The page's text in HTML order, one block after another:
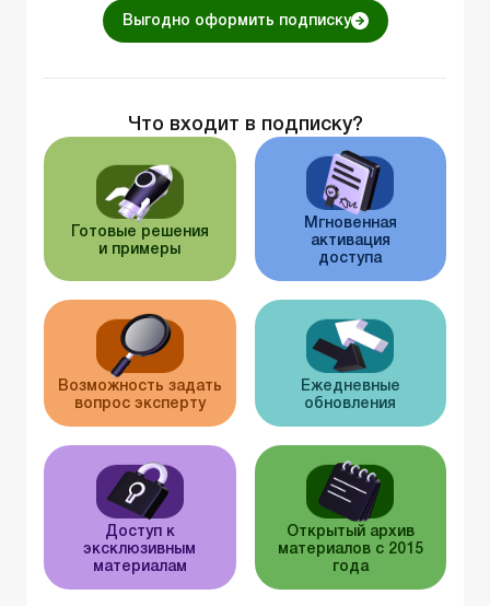
Выгодно оформить подписку
Что входит в подписку?
Готовые решения
и примеры
Мгновенная
активация
доступа
Возможность задать
вопрос эксперту
Ежедневные
обновления
Доступ к
эксклюзивным
материалам
Открытый архив
материалов с 2015
года